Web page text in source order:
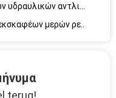
SGS επισκευή XYD PC30UU μηχανών υδραυλικών αντλιών για τον εκσκαφέα της KOMATSU
20mpa εφεδρική αντλία δαπανών εκσκαφέων μερών ρευστής δύναμης για τη σειρά Kawasaki